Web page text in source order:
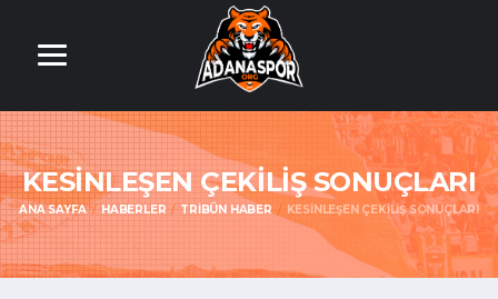
KESİNLEŞEN ÇEKİLİŞ SONUÇLARI
ANA SAYFA HABERLER TRIBÜN HABER KESİNLEŞEN ÇEKİLİŞ SONUÇLARI